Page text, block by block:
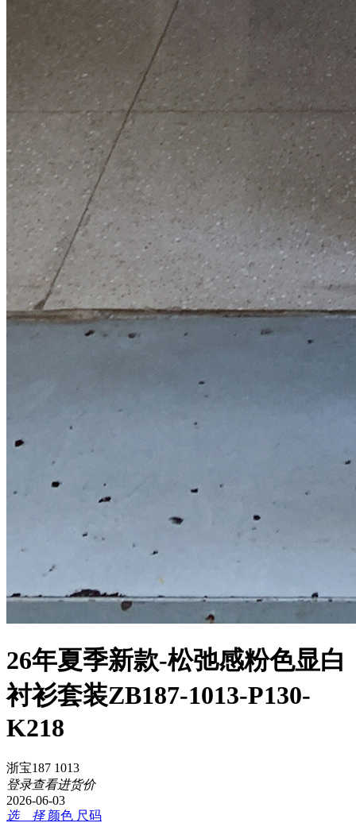
26年夏季新款-松弛感粉色显白
衬衫套装ZB187-1013-P130-
K218
浙宝187 1013
登录查看进货价
2026-06-03
选 择 颜色 尺码